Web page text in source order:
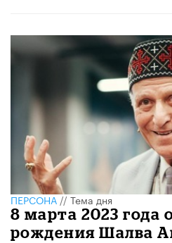
ПЕРСОНА//Тема дня
​8 марта 2023 года
рождения Шалва